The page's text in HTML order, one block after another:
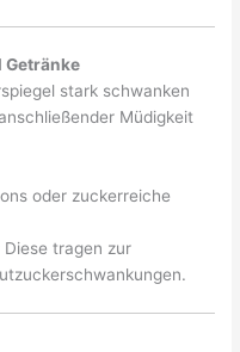
Getränke
stark schwanken
Müdigkeit
oder zuckerreiche
Diese tragen zur